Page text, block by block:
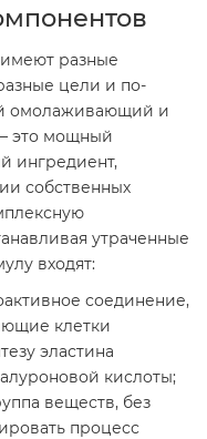
разные
цели и по-
омолаживающий и
это мощный
ингредиент,
собственных
утраченные
входят:
соединение,
клетки
эластина
кислоты;
веществ, без
процесс